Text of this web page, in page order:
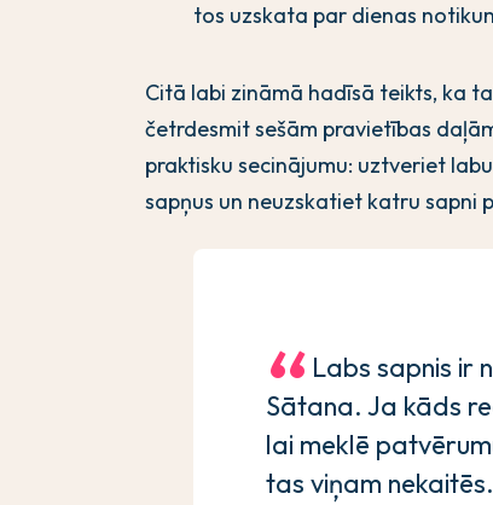
tos uzskata par dienas
Citā labi zināmā hadīsā teikts, ka
četrdesmit sešām pravietības
praktisku secinājumu: uztveriet
sapņus un neuzskatiet katru sapni
Labs sapnis ir
Sātana. Ja kāds
lai meklē
tas viņam nekaitēs.